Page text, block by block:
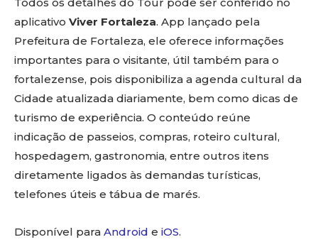
Todos os detalhes do Tour pode ser conferido no
aplicativo Viver Fortaleza. App lançado pela
Prefeitura de Fortaleza, ele oferece informações
importantes para o visitante, útil também para o
fortalezense, pois disponibiliza a agenda cultural da
Cidade atualizada diariamente, bem como dicas de
turismo de experiência. O conteúdo reúne
indicação de passeios, compras, roteiro cultural,
hospedagem, gastronomia, entre outros itens
diretamente ligados às demandas turísticas,
telefones úteis e tábua de marés.
Disponível para Android e iOS.